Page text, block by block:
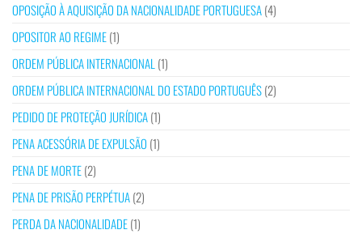
OPOSIÇÃO À AQUISIÇÃO DA NACIONALIDADE PORTUGUESA(4)
OPOSITOR AO REGIME(1)
ORDEM PÚBLICA INTERNACIONAL (1)
ORDEM PÚBLICA INTERNACIONAL DO ESTADO PORTUGUÊS(2)
PEDIDO DE PROTEÇÃO JURÍDICA(1)
PENA ACESSÓRIA DE EXPULSÃO (1)
PENA DE MORTE(2)
PENA DE PRISÃO PERPÉTUA(2)
PERDA DA NACIONALIDADE(1)